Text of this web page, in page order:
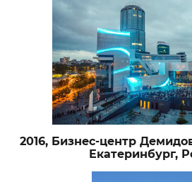
2016, Бизнес-центр
Екатеринбург,